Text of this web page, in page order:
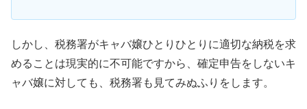
しかし、税務署がキャバ嬢ひとりひとりに適切な納税を求
めることは現実的に不可能ですから、確定申告をしないキ
ャバ嬢に対しても、税務署も見てみぬふりをします。